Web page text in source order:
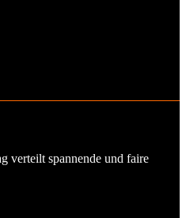
verteilt spannende und faire